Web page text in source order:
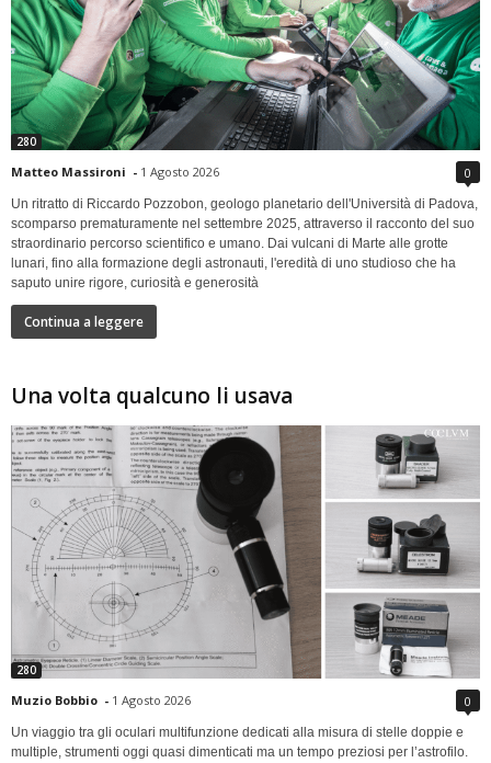
280
Matteo Massironi - 1 Agosto 2026 0
Un ritratto di Riccardo Pozzobon, geologo planetario dell'Università di Padova,
scomparso prematuramente nel settembre 2025, attraverso il racconto del suo
straordinario percorso scientifico e umano. Dai vulcani di Marte alle grotte
lunari, fino alla formazione degli astronauti, l'eredità di uno studioso che ha
saputo unire rigore, curiosità e generosità
Continua a leggere
Una volta qualcuno li usava
280
Muzio Bobbio - 1 Agosto 2026 0
Un viaggio tra gli oculari multifunzione dedicati alla misura di stelle doppie e
multiple, strumenti oggi quasi dimenticati ma un tempo preziosi per l’astrofilo.